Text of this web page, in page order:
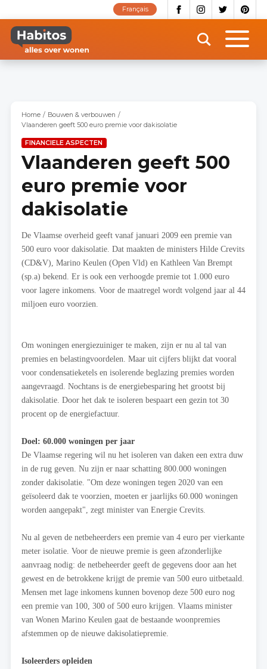
naar
inhoud
gaan
Français
Home
Bouwen & verbouwen
Vlaanderen geeft 500 euro premie voor dakisolatie
FINANCIELE ASPECTEN
Vlaanderen geeft 500
euro premie voor
dakisolatie
De Vlaamse overheid geeft vanaf januari 2009 een premie van
500 euro voor dakisolatie. Dat maakten de ministers Hilde Crevits
(CD&V), Marino Keulen (Open Vld) en Kathleen Van Brempt
(sp.a) bekend. Er is ook een verhoogde premie tot 1.000 euro
voor lagere inkomens. Voor de maatregel wordt volgend jaar al 44
miljoen euro voorzien.
Om woningen energiezuiniger te maken, zijn er nu al tal van
premies en belastingvoordelen. Maar uit cijfers blijkt dat vooral
voor condensatieketels en isolerende beglazing premies worden
aangevraagd. Nochtans is de energiebesparing het grootst bij
dakisolatie. Door het dak te isoleren bespaart een gezin tot 30
procent op de energiefactuur.
Doel: 60.000 woningen per jaar
De Vlaamse regering wil nu het isoleren van daken een extra duw
in de rug geven. Nu zijn er naar schatting 800.000 woningen
zonder dakisolatie. "Om deze woningen tegen 2020 van een
geïsoleerd dak te voorzien, moeten er jaarlijks 60.000 woningen
worden aangepakt", zegt minister van Energie Crevits.
Nu al geven de netbeheerders een premie van 4 euro per vierkante
meter isolatie. Voor de nieuwe premie is geen afzonderlijke
aanvraag nodig: de netbeheerder geeft de gegevens door aan het
gewest en de betrokkene krijgt de premie van 500 euro uitbetaald.
Mensen met lage inkomens kunnen bovenop deze 500 euro nog
een premie van 100, 300 of 500 euro krijgen. Vlaams minister
van Wonen Marino Keulen gaat de bestaande woonpremies
afstemmen op de nieuwe dakisolatiepremie.
Isoleerders opleiden